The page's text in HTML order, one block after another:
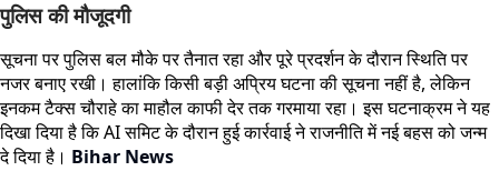
पुलिस की मौजूदगी
सूचना पर पुलिस बल मौके पर तैनात रहा और पूरे प्रदर्शन के दौरान स्थिति पर
नजर बनाए रखी। हालांकि किसी बड़ी अप्रिय घटना की सूचना नहीं है, लेकिन
इनकम टैक्स चौराहे का माहौल काफी देर तक गरमाया रहा। इस घटनाक्रम ने यह
दिखा दिया है कि AI समिट के दौरान हुई कार्रवाई ने राजनीति में नई बहस को जन्म
दे दिया है। Bihar News